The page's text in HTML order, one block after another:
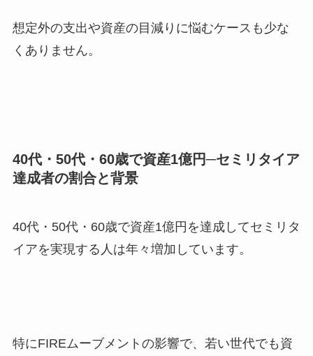
想定外の支出や資産の目減りに悩むケースも少な
くありません。
40代・50代・60歳で資産1億円─セミリタイア
達成者の割合と背景
40代・50代・60歳で資産1億円を達成してセミリタ
イアを実現する人は年々増加しています。
特にFIREムーブメントの影響で、若い世代でも資